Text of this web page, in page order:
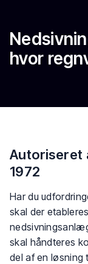
hvor
Autoriseret
1972
Har du
skal der
skal håndteres
del af en løsning